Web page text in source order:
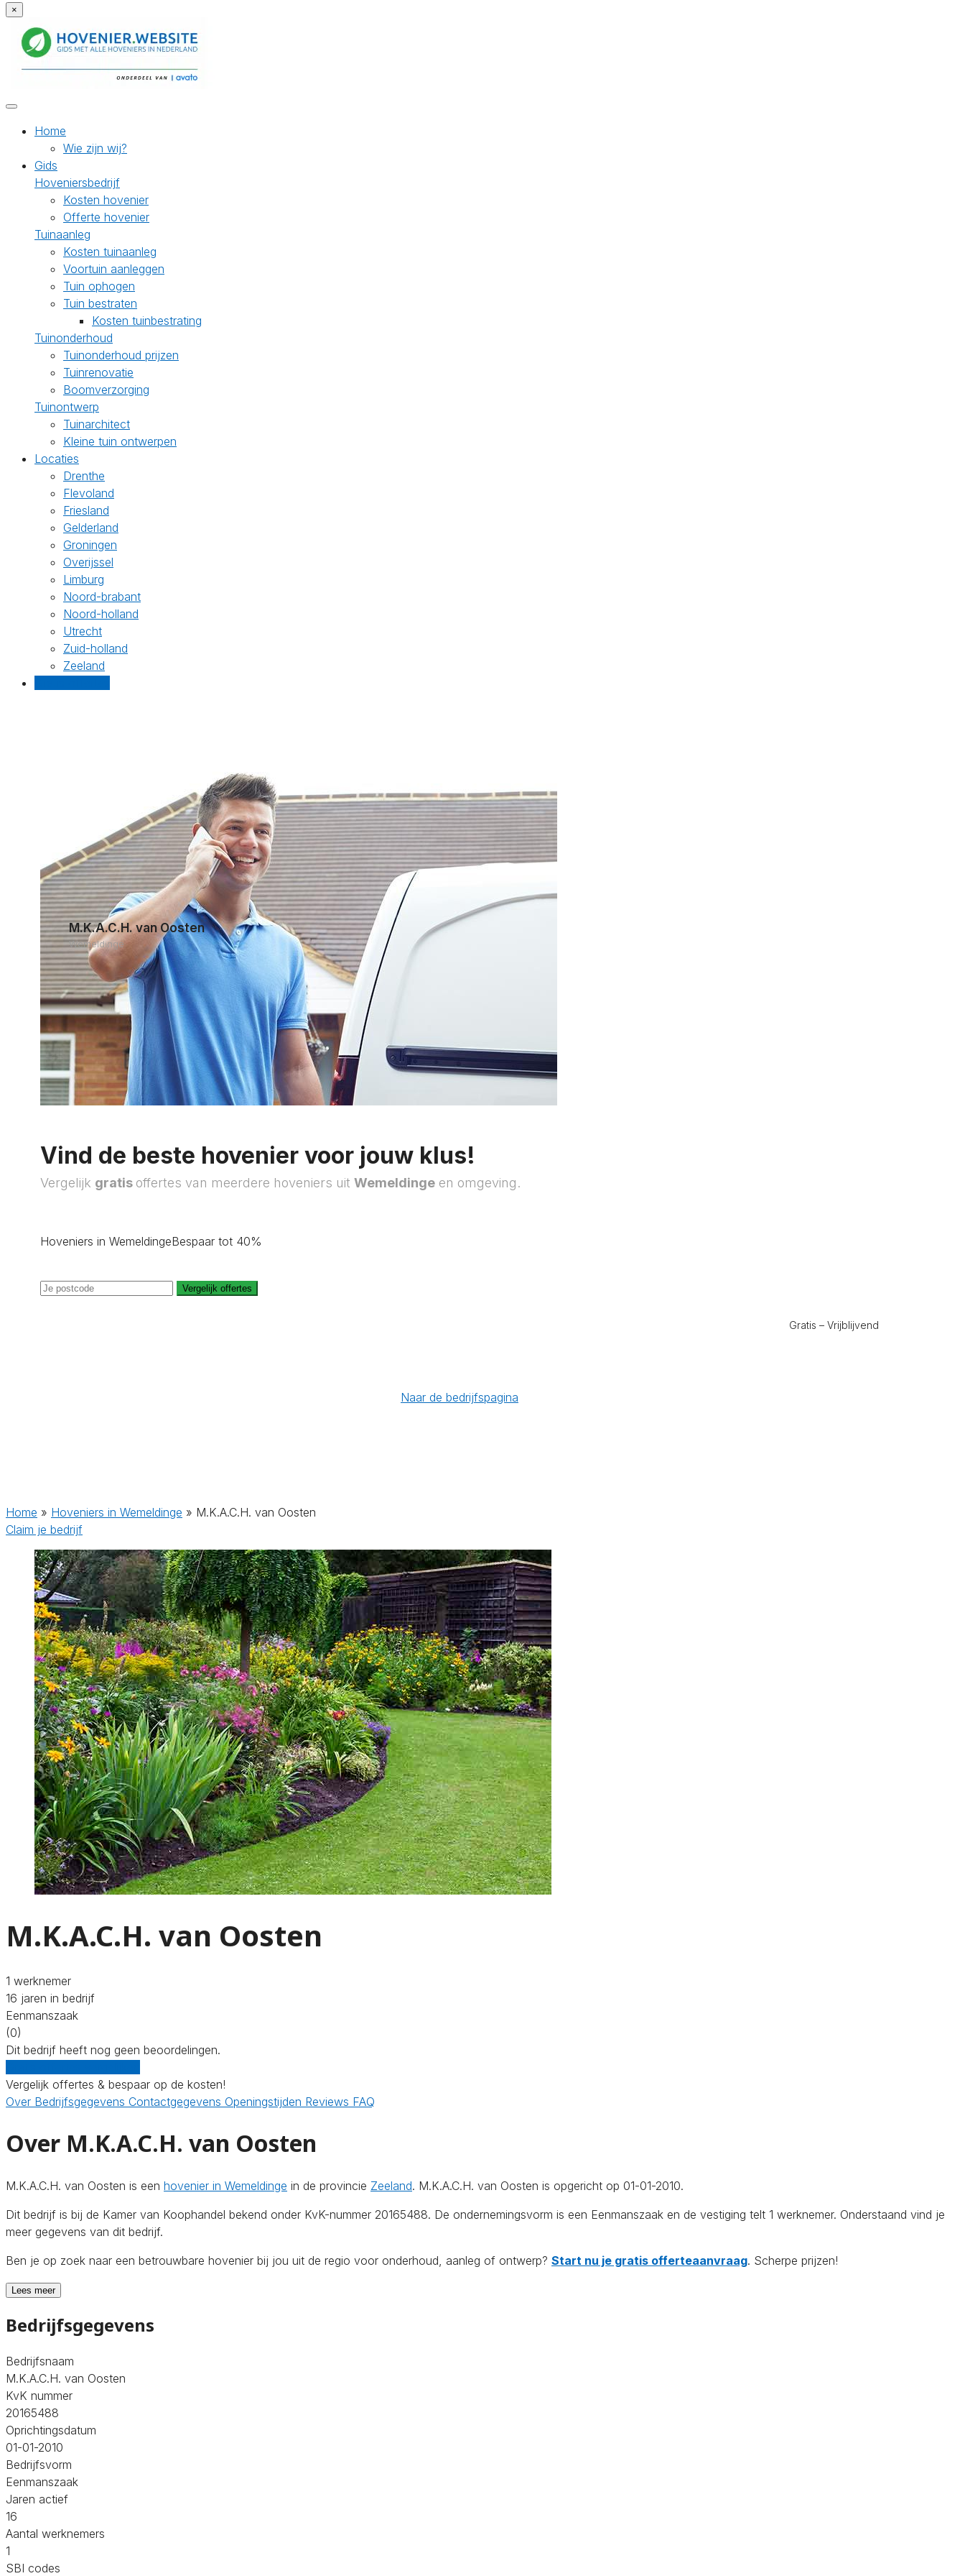
×
Home
Wie zijn wij?
Gids
Hoveniersbedrijf
Kosten hovenier
Offerte hovenier
Tuinaanleg
Kosten tuinaanleg
Voortuin aanleggen
Tuin ophogen
Tuin bestraten
Kosten tuinbestrating
Tuinonderhoud
Tuinonderhoud prijzen
Tuinrenovatie
Boomverzorging
Tuinontwerp
Tuinarchitect
Kleine tuin ontwerpen
Locaties
Drenthe
Flevoland
Friesland
Gelderland
Groningen
Overijssel
Limburg
Noord-brabant
Noord-holland
Utrecht
Zuid-holland
Zeeland
M.K.A.C.H. van Oosten
Wemeldinge
Vind de beste hovenier voor jouw klus!
Vergelijk gratis offertes van meerdere hoveniers uit Wemeldinge en omgeving.
Hoveniers in WemeldingeBespaar tot 40%
Vergelijk offertes
Gratis – Vrijblijvend
Naar de bedrijfspagina
Home » Hoveniers in Wemeldinge » M.K.A.C.H. van Oosten
Claim je bedrijf
M.K.A.C.H. van Oosten
1 werknemer
16 jaren in bedrijf
Eenmanszaak
(0)
Dit bedrijf heeft nog geen beoordelingen.
Vergelijk offertes & bespaar op de kosten!
Over Bedrijfsgegevens Contactgegevens Openingstijden Reviews FAQ
Over M.K.A.C.H. van Oosten
M.K.A.C.H. van Oosten is een hovenier in Wemeldinge in de provincie Zeeland. M.K.A.C.H. van Oosten is opgericht op 01-01-2010.
Dit bedrijf is bij de Kamer van Koophandel bekend onder KvK-nummer 20165488. De ondernemingsvorm is een Eenmanszaak en de vestiging telt 1 werknemer. Onderstaand vind je
meer gegevens van dit bedrijf.
Ben je op zoek naar een betrouwbare hovenier bij jou uit de regio voor onderhoud, aanleg of ontwerp? Start nu je gratis offerteaanvraag. Scherpe prijzen!
Lees meer
Bedrijfsgegevens
Bedrijfsnaam
M.K.A.C.H. van Oosten
KvK nummer
20165488
Oprichtingsdatum
01-01-2010
Bedrijfsvorm
Eenmanszaak
Jaren actief
16
Aantal werknemers
1
SBI codes